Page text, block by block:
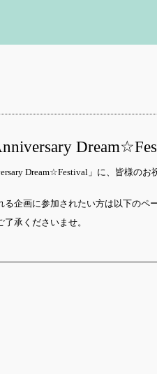
Dream☆Festival」に、皆様の
企画に参加されたい方は以下のペ
承くださいませ。